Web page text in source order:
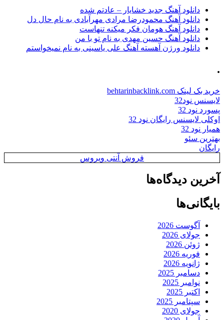
دانلود آهنگ جدید خشایار – عادتم شده
دانلود آهنگ محمودرضا مرادی مهرآبادی به نام حال دل
دانلود آهنگ هومان فکر میکنه تنهاست
دانلود آهنگ حسین مهدی به نام تو با من
دانلود ورژن آهسته آهنگ علی یاسینی به نام نمیخواستم
.
خرید بک لینک behtarinbacklink.com
لایسنس نود32
پسورد نود 32
اوکلی لایسنس رایگان نود 32
همیار نود 32
بهترین سئو
رایگان
فروش آنتی ویروس
آخرین دیدگاه‌ها
بایگانی‌ها
آگوست 2026
جولای 2026
ژوئن 2026
فوریه 2026
ژانویه 2026
دسامبر 2025
نوامبر 2025
اکتبر 2025
سپتامبر 2025
جولای 2020